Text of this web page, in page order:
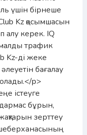
үшін бірнеше
Kz қосымшасын
алу керек. IQ
трафик
Kz-ді жеке
бағалау
p>
істеуге
бұрын,
зерттеу